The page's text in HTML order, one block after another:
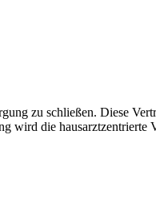
zu schließen. Diese
die hausarztzentrierte